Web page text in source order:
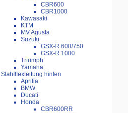
CBR600
CBR1000
Kawasaki
KTM
MV Agusta
Suzuki
GSX-R 600/750
GSX-R 1000
Triumph
Yamaha
Stahlflexleitung hinten
Aprilia
BMW
Ducati
Honda
CBR600RR